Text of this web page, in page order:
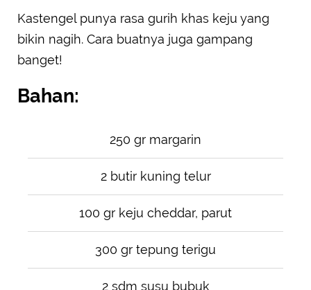
Kastengel punya rasa gurih khas keju yang
bikin nagih. Cara buatnya juga gampang
banget!
Bahan:
250 gr margarin
2 butir kuning telur
100 gr keju cheddar, parut
300 gr tepung terigu
2 sdm susu bubuk